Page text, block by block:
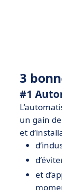
3
#1
un gain
et
et